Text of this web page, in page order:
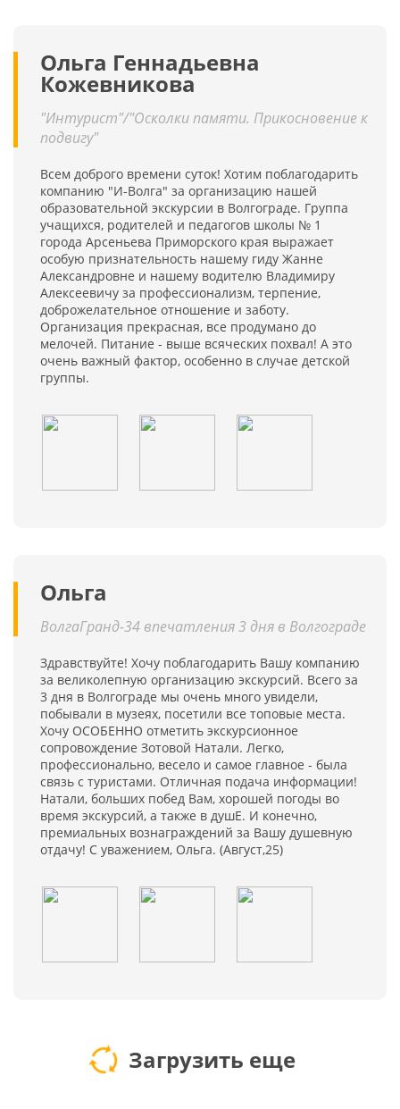
Ольга Геннадьевна
Кожевникова
"Интурист"/"Осколки памяти. Прикосновение к
подвигу"
Всем доброго времени суток! Хотим поблагодарить
компанию "И-Волга" за организацию нашей
образовательной экскурсии в Волгограде. Группа
учащихся, родителей и педагогов школы № 1
города Арсеньева Приморского края выражает
особую признательность нашему гиду Жанне
Александровне и нашему водителю Владимиру
Алексеевичу за профессионализм, терпение,
доброжелательное отношение и заботу.
Организация прекрасная, все продумано до
мелочей. Питание - выше всяческих похвал! А это
очень важный фактор, особенно в случае детской
группы.
Ольга
ВолгаГранд-34 впечатления 3 дня в Волгограде
Здравствуйте! Хочу поблагодарить Вашу компанию
за великолепную организацию экскурсий. Всего за
3 дня в Волгограде мы очень много увидели,
побывали в музеях, посетили все топовые места.
Хочу ОСОБЕННО отметить экскурсионное
сопровождение Зотовой Натали. Легко,
профессионально, весело и самое главное - была
связь с туристами. Отличная подача информации!
Натали, больших побед Вам, хорошей погоды во
время экскурсий, а также в душЕ. И конечно,
премиальных вознаграждений за Вашу душевную
отдачу! С уважением, Ольга. (Август,25)
Загрузить еще